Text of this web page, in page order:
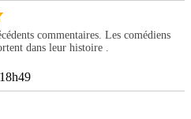
commentaires. Les comédiens
dans leur histoire .